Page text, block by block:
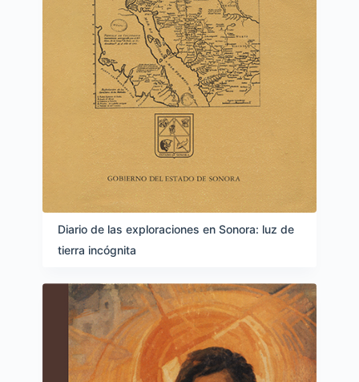
Diario de las exploraciones en Sonora: luz de
tierra incógnita